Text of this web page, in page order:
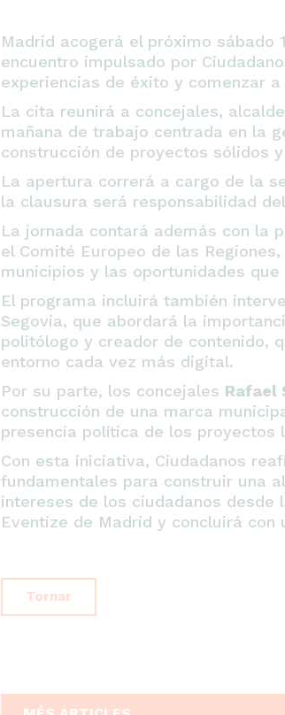
Madrid acogerá el próximo sábado
encuentro impulsado por
experiencias de éxito y comenzar
La cita reunirá a concejales,
mañana de trabajo centrada en la
construcción de proyectos sólidos
La apertura correrá a cargo de la
la clausura será responsabilidad
La jornada contará además con la
el Comité Europeo de las
municipios y las oportunidades
El programa incluirá también
Segovia, que abordará la
politólogo y creador de contenido,
entorno cada vez más digital.
Por su parte, los concejales Rafael
construcción de una marca
presencia política de los proyectos
Con esta iniciativa, Ciudadanos
fundamentales para construir una
intereses de los ciudadanos
Eventize de Madrid y concluirá
Tornar